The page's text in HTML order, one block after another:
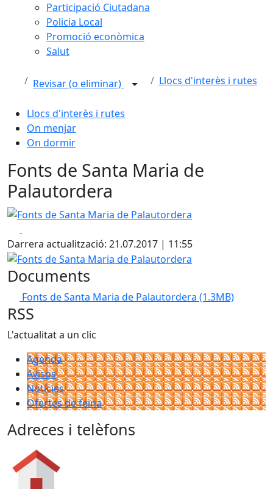
Participació Ciutadana
Policia Local
Promoció econòmica
Salut
Revisar (o eliminar) Llocs d'interès i rutes
Llocs d'interès i rutes
On menjar
On dormir
Fonts de Santa Maria de
Palautordera
Fonts de Santa Maria de Palautordera
Darrera actualització: 21.07.2017 | 11:55
Fonts de Santa Maria de Palautordera
Documents
Fonts de Santa Maria de Palautordera (1.3MB)
RSS
L'actualitat a un clic
Agenda
Avisos
Notícies
Ofertes de feina
Adreces i telèfons